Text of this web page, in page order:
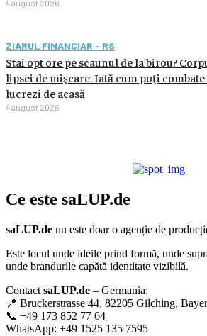
4 august 2026
ZIARUL FINANCIAR - RS
Stai opt ore pe scaunul de la birou?
lipsei de mişcare. Iată cum poţi
lucrezi de acasă
4 august 2026
Ce este saLUP.de
saLUP.de nu este doar o agenție de
Este locul unde ideile prind formă, unde
unde brandurile capătă identitate vizibilă.
Contact saLUP.de – Germania:
📍 Bruckerstrasse 44, 82205 Gilching,
📞 +49 173 852 77 64
WhatsApp: +49 1525 135 7595